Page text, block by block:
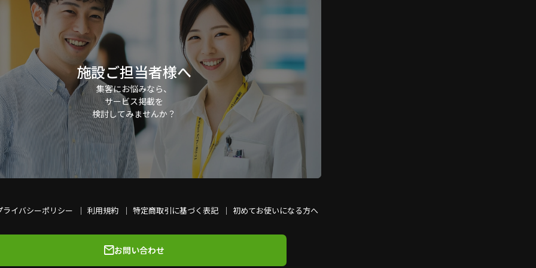
施設ご担当者様へ
集客にお悩みなら、
サービス掲載を
検討してみませんか？
ライバシーポリシー 利用規約 特定商取引に基づく表記 初めてお使いになる方へ
お問い合わせ